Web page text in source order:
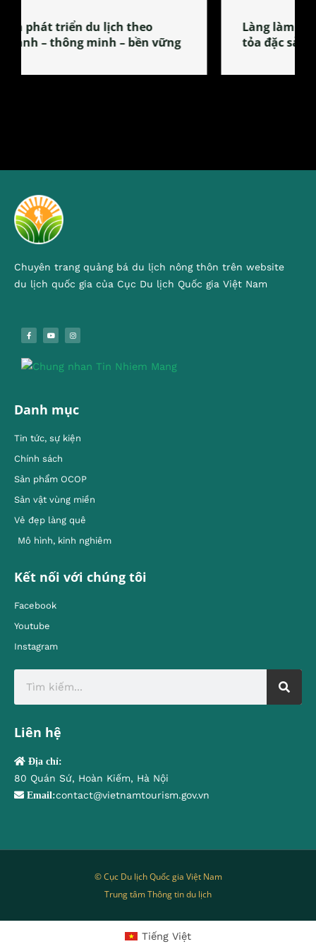
Làng làm bánh tẻ Phú Nhi – nơi lan
tỏa đặc sản xứ Đoài
Chuyên trang quảng bá du lịch nông thôn trên website
du lịch quốc gia của Cục Du lịch Quốc gia Việt Nam
Danh mục
Tin tức, sự kiện
Chính sách
Sản phẩm OCOP
Sản vật vùng miền
Vẻ đẹp làng quê
Mô hình, kinh nghiêm
Kết nối với chúng tôi
Facebook
Youtube
Instagram
Liên hệ
Địa chỉ:
80 Quán Sứ, Hoàn Kiếm, Hà Nội
Email:contact@vietnamtourism.gov.vn
© Cục Du lịch Quốc gia Việt Nam
Trung tâm Thông tin du lịch
Tiếng Việt